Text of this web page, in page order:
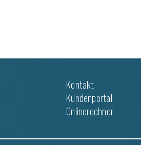
Kontakt
Kundenportal
Onlinerechner